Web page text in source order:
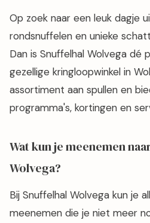
Op zoek naar een leuk dagje
rondsnuffelen en unieke
Dan is Snuffelhal Wolvega dé
gezellige kringloopwinkel in
assortiment aan spullen en
programma's, kortingen en
Wat kun je meenemen
Wolvega?
Bij Snuffelhal Wolvega kun je
meenemen die je niet meer